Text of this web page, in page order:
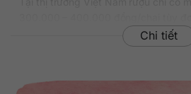
mức giá phù hợp để các bartender
những kiểu cocktail thú vị nhất.
Thông tin chi tiết về rượu
Chi tiết